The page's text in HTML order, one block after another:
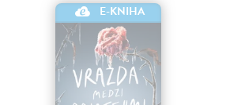
E-KNIHA